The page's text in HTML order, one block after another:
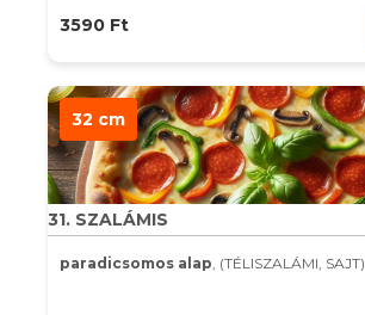
3590 Ft
32 cm
31. SZALÁMIS
paradicsomos alap, (TÉLISZALÁMI, SAJT)